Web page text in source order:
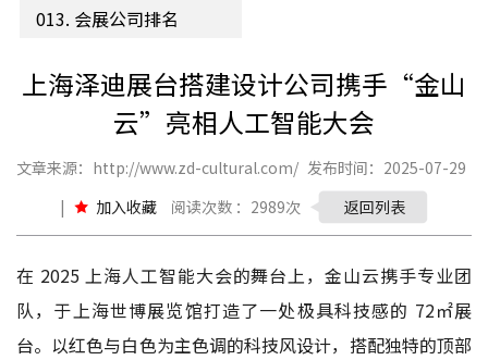
013. 会展公司排名
上海泽迪展台搭建设计公司携手“金山
云”亮相人工智能大会
文章来源：http://www.zd-cultural.com/ 发布时间：2025-07-29
|
加入收藏 阅读次数 ：2989次 返回列表
在 2025 上海人工智能大会的舞台上，金山云携手专业团
队，于上海世博展览馆打造了一处极具科技感的 72㎡展
台。以红色与白色为主色调的科技风设计，搭配独特的顶部